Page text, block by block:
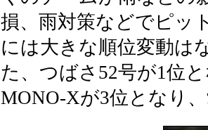
損、雨対策などでピッ
には大きな順位変動は
た、つばさ52号が1位
MONO-Xが3位となり